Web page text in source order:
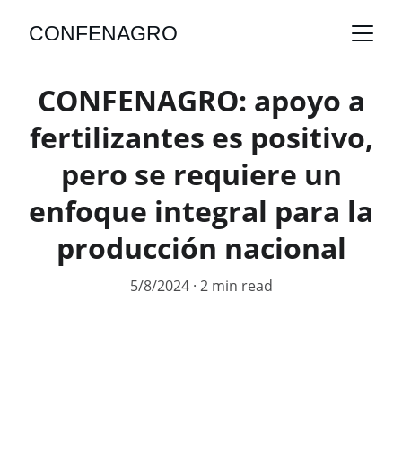
CONFENAGRO
CONFENAGRO: apoyo a
fertilizantes es positivo,
pero se requiere un
enfoque integral para la
producción nacional
5/8/2024 2 min read